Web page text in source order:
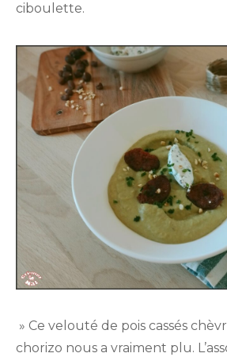
ciboulette.
» Ce velouté de pois cassés
chorizo nous a vraiment plu.